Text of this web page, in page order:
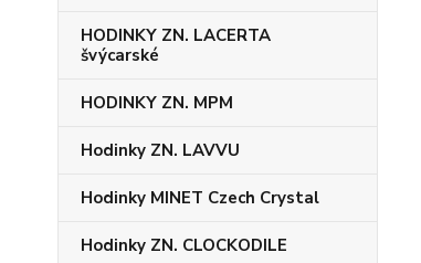
HODINKY ZN. LACERTA
švýcarské
HODINKY ZN. MPM
Hodinky ZN. LAVVU
Hodinky MINET Czech Crystal
Hodinky ZN. CLOCKODILE